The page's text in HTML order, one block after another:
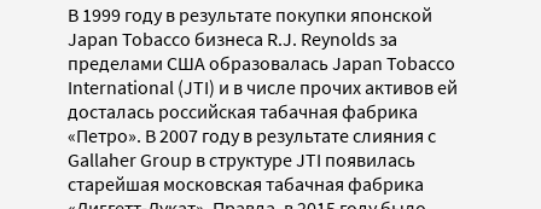
В 1999 году в результате покупки японской
Japan Tobacco бизнеса R.J. Reynolds за
пределами США образовалась Japan Tobacco
International (JTI) и в числе прочих активов ей
досталась российская табачная фабрика
«Петро». В 2007 году в результате слияния с
Gallaher Group в структуре JTI появилась
старейшая московская табачная фабрика